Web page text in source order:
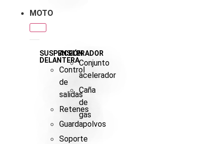
MOTO
SUSPENSIÓN
DELANTERA
Control
de
salidas
Retenes
Guardapolvos
Soporte
ACELERADOR
Conjunto
acelerador
Caña
de
gas